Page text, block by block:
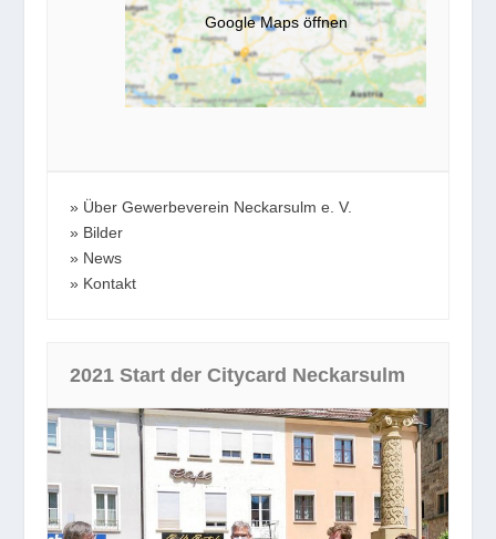
Google Maps öffnen
Über Gewerbeverein Neckarsulm e. V.
Bilder
News
Kontakt
2021 Start der Citycard Neckarsulm